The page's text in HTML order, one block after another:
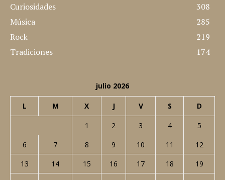
Curiosidades
308
Música
285
Rock
219
Tradiciones
174
julio 2026
L M X J V S D
1 2 3 4
5
6
7 8 9 10 11
12
13
14 15 16 17 18
19